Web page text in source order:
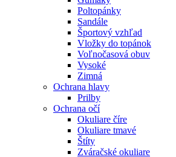
Poltopánky
Sandále
Športový vzhľad
Vložky do topánok
Voľnočasová obuv
Vysoké
Zimná
Ochrana hlavy
Prilby
Ochrana očí
Okuliare číre
Okuliare tmavé
Štíty
Zváračské okuliare